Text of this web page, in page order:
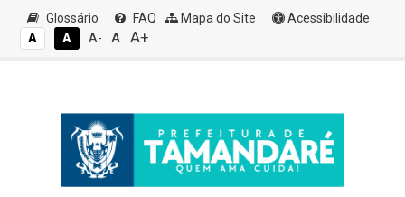
Glossário FAQ Mapa do Site
Acessibilidade
A
A A- A A+